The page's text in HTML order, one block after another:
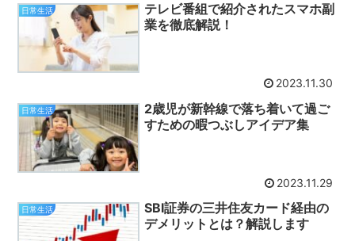
日常生活
テレビ番組で紹介されたスマホ副
業を徹底解説！
2023.11.30
日常生活
2歳児が新幹線で落ち着いて過ご
すための暇つぶしアイデア集
2023.11.29
日常生活
SBI証券の三井住友カード経由の
デメリットとは？解説します